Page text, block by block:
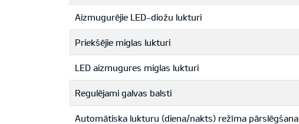
Aizmugurējie LED-diožu lukturi
Priekšējie miglas lukturi
LED aizmugures miglas lukturi
Regulējami galvas balsti
Automātiska lukturu (diena/nakts) režīma pārslēgšana